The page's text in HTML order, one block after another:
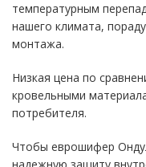
температурным
нашего климата,
монтажа.
Низкая цена по
кровельными
потребителя.
Чтобы еврошифер